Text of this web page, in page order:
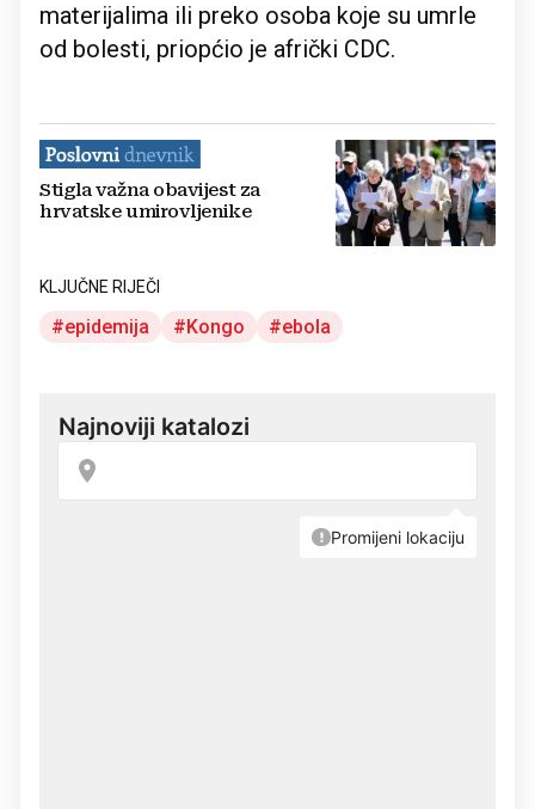
materijalima ili preko osoba koje su umrle
od bolesti, priopćio je afrički CDC.
Stigla važna obavijest za
hrvatske umirovljenike
KLJUČNE RIJEČI
epidemija Kongo ebola